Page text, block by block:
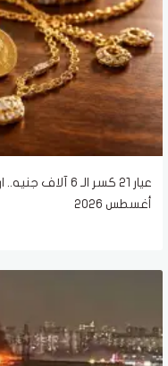
أغسطس 2026